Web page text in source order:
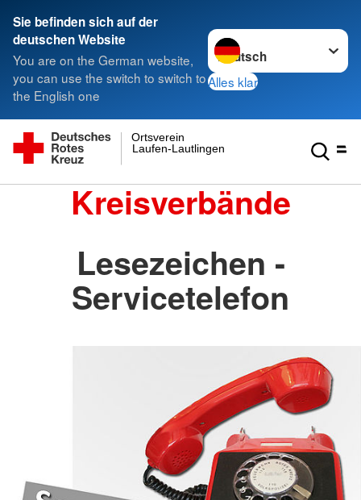
Sie befinden sich auf der
deutschen Website
You are on the German website,
you can use the switch to switch to
the English one
Sprache wechseln zu
Alles klar
Laufen-Lautlingen
Ortsverein
Kreisverbände
Lesezeichen -
Servicetelefon